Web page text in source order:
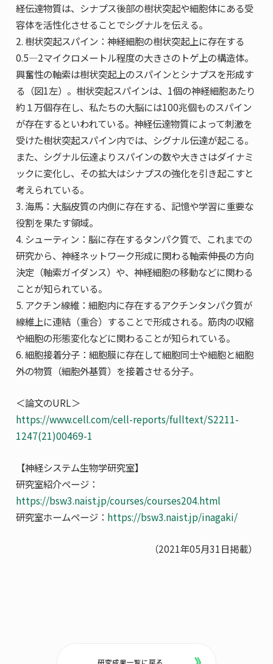
経伝達物質は、シナプス後部の樹状突起や細胞体にある受
容体を活性化させることでシグナルを伝える。
2. 樹状突起スパイン：神経細胞の樹状突起上に存在する
0.5―2マイクロメートル程度の大きさのトゲ上の構造体。
興奮性の軸索は樹状突起上のスパインとシナプスを形成す
る（図1左）。樹状突起スパインは、1個の神経細胞あたり
約１万個存在し、私たちの大脳には100兆個ものスパイン
が存在するといわれている。神経伝達物質によって刺激を
受けた樹状突起スパイン内では、シグナル伝達が起こる。
また、シグナル伝達よりスパインの数や大きさはダイナミ
ックに変化し、その拡大はシナプスの強化を引き起こすと
考えられている。
3. 海馬：大脳皮質の内側に存在する、記憶や学習に重要な
役割を果たす領域。
4. シューティン：脳に存在するタンパク質で、これまでの
研究から、神経ネットワーク形成に関わる軸索伸長の方向
決定（軸索ガイダンス）や、神経細胞の移動などに関わる
ことが知られている。
5. アクチン線維：細胞内に存在するアクチンタンパク質が
線維上に連結（重合）することで形成される。筋肉の収縮
や細胞の形態変化などに関わることが知られている。
6. 細胞接着分子：細胞膜に存在して細胞同士や細胞と細胞
外の物質（細胞外基質）を接着させる分子。
＜論文のURL＞
https://www.cell.com/cell-reports/fulltext/S2211-
1247(21)00469-1
【神経システム生物学研究室】
研究室紹介ページ：
https://bsw3.naist.jp/courses/courses204.html
研究室ホームページ： https://bsw3.naist.jp/inagaki/
（2021年05月31日掲載）